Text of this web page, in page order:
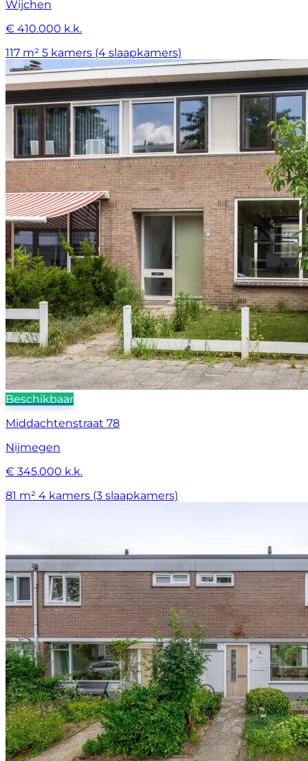
Wijchen
€ 410.000 k.k.
117 m² 5 kamers (4 slaapkamers)
Beschikbaar
Middachtenstraat 78
Nijmegen
€ 345.000 k.k.
81 m² 4 kamers (3 slaapkamers)